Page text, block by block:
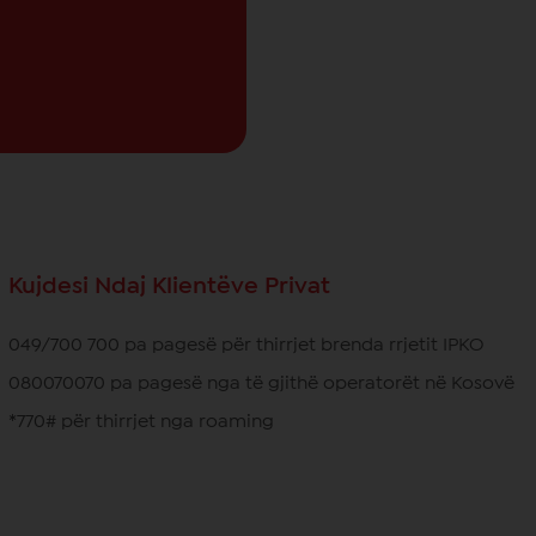
Kujdesi Ndaj Klientëve Privat
049/700 700 pa pagesë për thirrjet brenda rrjetit IPKO
080070070 pa pagesë nga të gjithë operatorët në Kosovë
*770# për thirrjet nga roaming